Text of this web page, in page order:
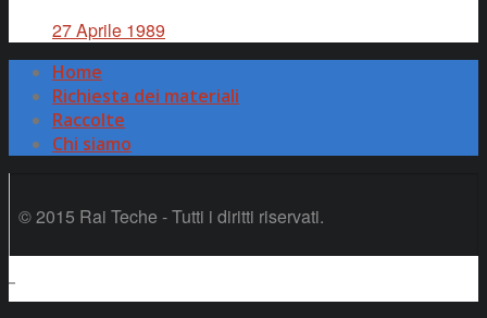
27 Aprile 1989
Home
Richiesta dei materiali
Raccolte
Chi siamo
© 2015 Rai Teche - Tutti i diritti riservati.